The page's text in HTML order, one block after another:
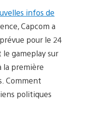
infos de
Capcom a
pour le 24
gameplay sur
la première
Comment
politiques